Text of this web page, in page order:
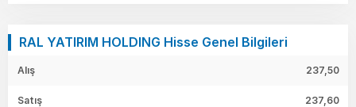
RAL YATIRIM HOLDING Hisse Genel Bilgileri
Alış 237,50
Satış 237,60